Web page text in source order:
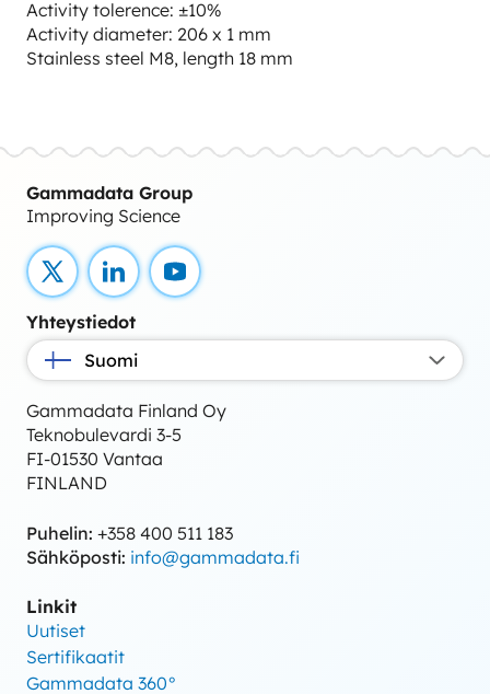
Activity tolerence: ±10%
Activity diameter: 206 x 1 mm
Stainless steel M8, length 18 mm
Gammadata Group
Improving Science
X LinkedInYouTube
Yhteystiedot
Suomi
Gammadata Finland Oy
Teknobulevardi 3-5
FI-01530 Vantaa
FINLAND
Puhelin: +358 400 511 183
Sähköposti: info@gammadata.fi
Linkit
Uutiset
Sertifikaatit
Gammadata 360°